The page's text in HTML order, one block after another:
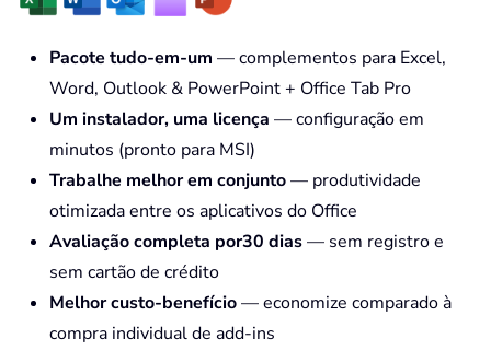
Pacote tudo-em-um — complementos para Excel,
Word, Outlook & PowerPoint + Office Tab Pro
Um instalador, uma licença — configuração em
minutos (pronto para MSI)
Trabalhe melhor em conjunto— produtividade
otimizada entre os aplicativos do Office
Avaliação completa por30 dias— sem registro e
sem cartão de crédito
Melhor custo-benefício— economize comparado à
compra individual de add-ins